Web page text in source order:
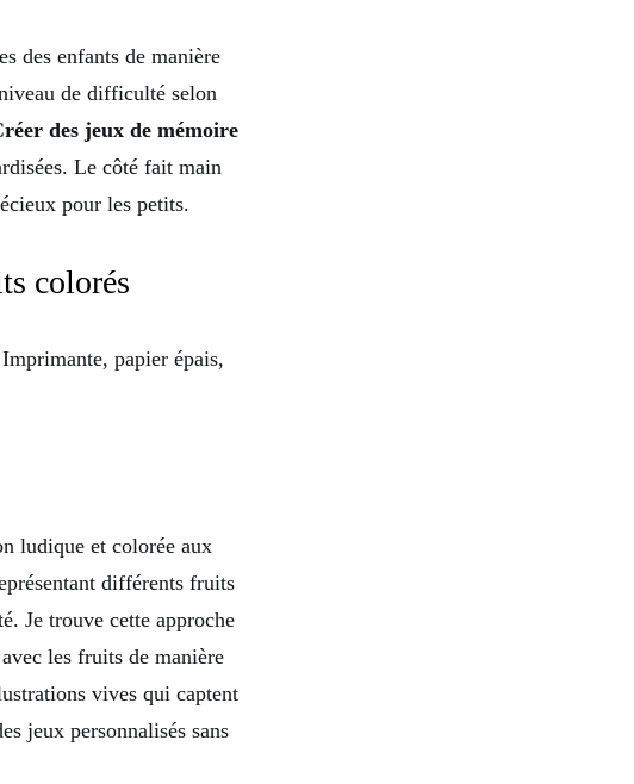
des enfants de manière
de difficulté selon
des jeux de mémoire
Le côté fait main
pour les petits.
colorés
papier épais,
ludique et colorée aux
différents fruits
Je trouve cette approche
les fruits de manière
vives qui captent
jeux personnalisés sans